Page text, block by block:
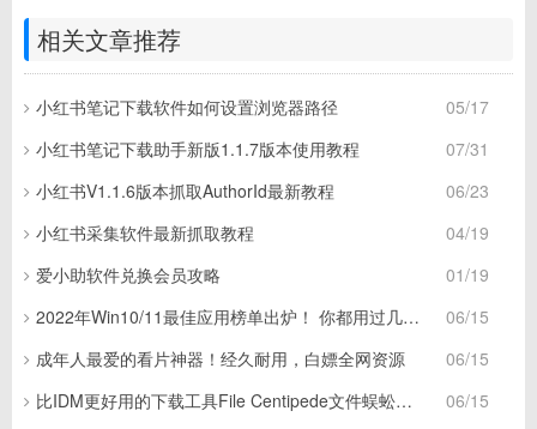
相关文章推荐
05/17
小红书笔记下载软件如何设置浏览器路径
07/31
小红书笔记下载助手新版1.1.7版本使用教程
06/23
小红书V1.1.6版本抓取AuthorId最新教程
04/19
小红书采集软件最新抓取教程
01/19
爱小助软件兑换会员攻略
06/15
2022年Win10/11最佳应用榜单出炉！ 你都用过几个？
06/15
成年人最爱的看片神器！经久耐用，白嫖全网资源
06/15
比IDM更好用的下载工具File Centipede文件蜈蚣，秒杀迅雷，直接飞起！